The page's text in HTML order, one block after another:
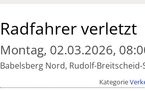
Radfahrer verletzt
Montag, 02.03.2026,
Babelsberg Nord, Rudolf-
Kategorie